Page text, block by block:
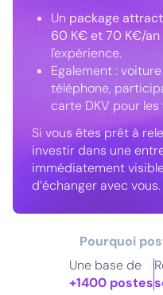
Un package
60 K€ et 70 K€/an
l'expérience.
Egalement :
téléphone,
carte DKV pour
Si vous êtes prêt à
investir dans une
immédiatement
d’échanger avec vous.
Pourquoi
Une base de
+1400 postes